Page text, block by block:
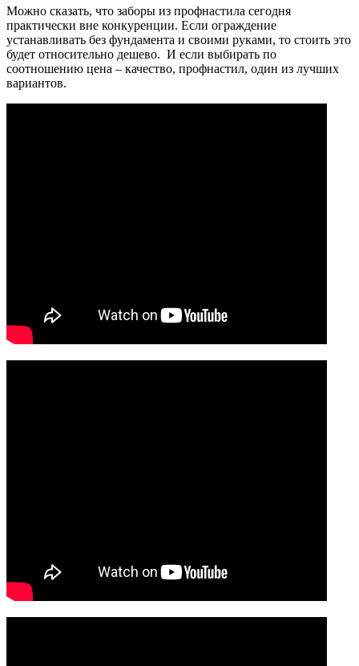
Можно сказать, что заборы из профнастила сегодня
практически вне конкуренции. Если ограждение
устанавливать без фундамента и своими руками, то стоить это
будет относительно дешево. И если выбирать по
соотношению цена – качество, профнастил, один из лучших
вариантов.